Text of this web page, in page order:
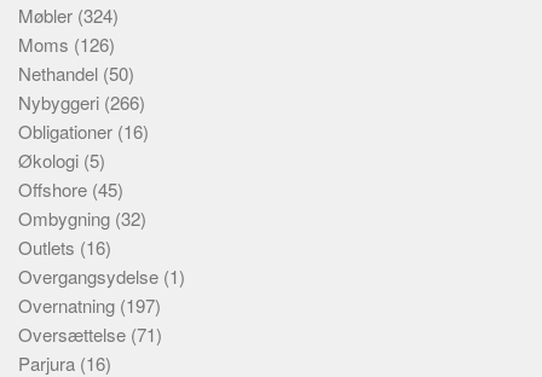
Møbler (324)
Moms (126)
Nethandel (50)
Nybyggeri (266)
Obligationer (16)
Økologi (5)
Offshore (45)
Ombygning (32)
Outlets (16)
Overgangsydelse (1)
Overnatning (197)
Oversættelse (71)
Parjura (16)